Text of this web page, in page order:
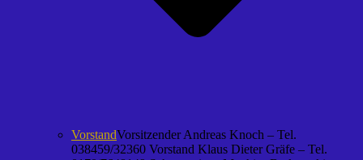
VorstandVorsitzender Andreas Knoch – Tel.
038459/32360 Vorstand Klaus Dieter Gräfe – Tel.